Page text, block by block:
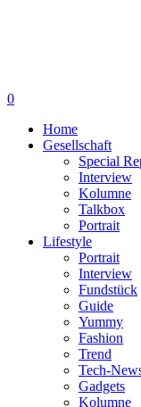
0
Home
Gesellschaft
Special
Interview
Kolumne
Talkbox
Portrait
Lifestyle
Portrait
Interview
Fundstück
Guide
Yummy
Fashion
Trend
Tech-
Gadgets
Kolumne